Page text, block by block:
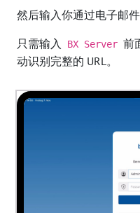
然后输入你通过电子邮
只需输入 BX Server 前
动识别完整的 URL。